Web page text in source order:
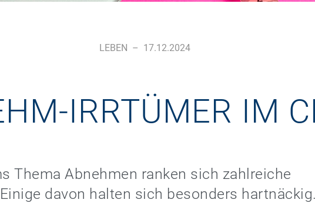
LEBEN – 17.12.2024
IRRTÜMER IM
Thema Abnehmen ranken sich zahlreiche
davon halten sich besonders hartnäckig.